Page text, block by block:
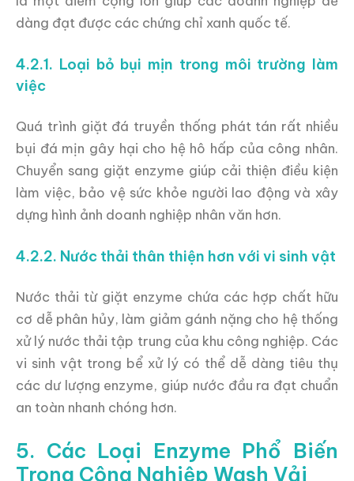
dàng đạt được các chứng chỉ xanh quốc tế.
4.2.1. Loại bỏ bụi mịn trong môi trường làm
việc
Quá trình giặt đá truyền thống phát tán rất nhiều
bụi đá mịn gây hại cho hệ hô hấp của công nhân.
Chuyển sang giặt enzyme giúp cải thiện điều kiện
làm việc, bảo vệ sức khỏe người lao động và xây
dựng hình ảnh doanh nghiệp nhân văn hơn.
4.2.2. Nước thải thân thiện hơn với vi sinh vật
Nước thải từ giặt enzyme chứa các hợp chất hữu
cơ dễ phân hủy, làm giảm gánh nặng cho hệ thống
xử lý nước thải tập trung của khu công nghiệp. Các
vi sinh vật trong bể xử lý có thể dễ dàng tiêu thụ
các dư lượng enzyme, giúp nước đầu ra đạt chuẩn
an toàn nhanh chóng hơn.
5. Các Loại Enzyme Phổ Biến
Trong Công Nghiệp Wash Vải